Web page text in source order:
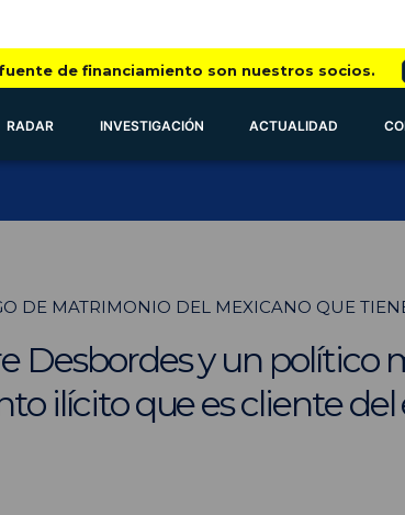
de financiamiento son nuestros socios.
RADAR INVESTIGACIÓN ACTUALIDAD
DE MATRIMONIO DEL MEXICANO QUE
Desbordes y un político
ilícito que es cliente del